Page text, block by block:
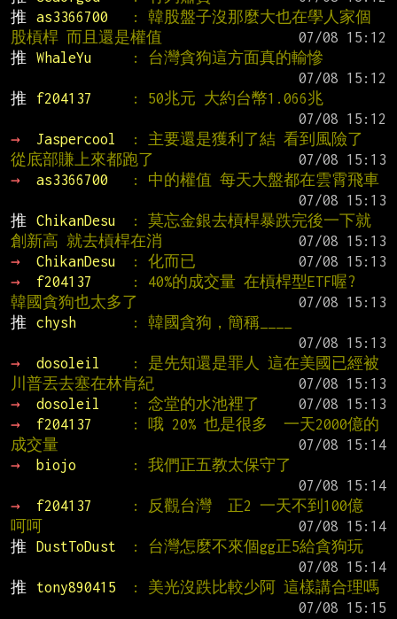
推
as3366700
: 韓股盤子沒那麼大也在學人家個
股槓桿 而且還是權值
推
WhaleYu
: 台灣貪狗這方面真的輸慘
推
f204137
: 50兆元 大約台幣1.066兆
→
Jaspercool
: 主要還是獲利了結 看到風險了
從底部賺上來都跑了
→
as3366700
: 中的權值 每天大盤都在雲霄飛車
推
ChikanDesu
: 莫忘金銀去槓桿暴跌完後一下就
創新高 就去槓桿在消
→
ChikanDesu : 化而已
→
f204137
: 40%的成交量 在槓桿型ETF喔?
韓國貪狗也太多了
推
chysh
: 韓國貪狗，簡稱____
→
dosoleil
: 是先知還是罪人 這在美國已經被
川普丟去塞在林肯紀
→
dosoleil : 念堂的水池裡了
→
f204137
: 哦 20% 也是很多  一天2000億的
成交量
→
biojo
: 我們正五教太保守了
→
f204137
: 反觀台灣  正2 一天不到100億
呵呵
推
DustToDust
: 台灣怎麼不來個gg正5給貪狗玩
推
tony890415
: 美光沒跌比較少阿 這樣講合理嗎